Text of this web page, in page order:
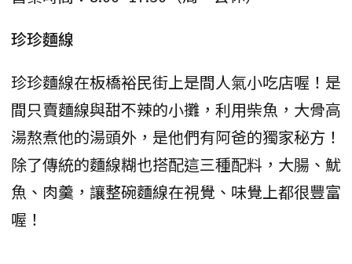
珍珍麵線
珍珍麵線在板橋裕民街上是間人氣小吃店喔！是
間只賣麵線與甜不辣的小攤，利用柴魚，大骨高
湯熬煮他的湯頭外，是他們有阿爸的獨家秘方！
除了傳統的麵線糊也搭配這三種配料，大腸、魷
魚、肉羹，讓整碗麵線在視覺、味覺上都很豐富
喔！